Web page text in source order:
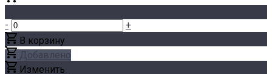
-
+
В корзину
Добавлено
Изменить